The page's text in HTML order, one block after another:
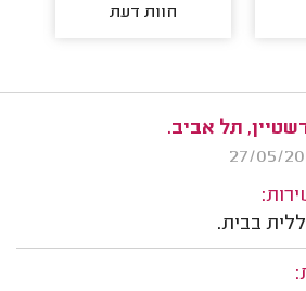
חוות דעת
תל אביב.
בבית.